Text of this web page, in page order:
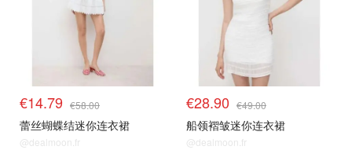
€14.79 €58.00
蕾丝蝴蝶结迷你连衣裙
@dealmoon.fr
€28.90 €49.00
船领褶皱迷你连衣裙
@dealmoon.fr